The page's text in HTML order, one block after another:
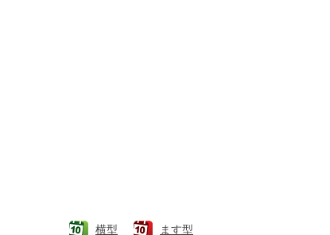
横型 ます型